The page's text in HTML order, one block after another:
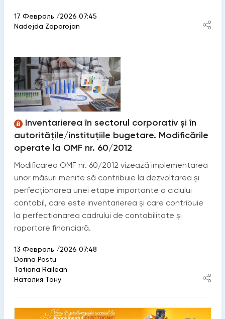
17 Февраль /2026 07:45
Nadejda Zaporojan
Inventarierea în sectorul corporativ și în
autoritățile/instituțiile bugetare. Modificările
operate la OMF nr. 60/2012
Modificarea OMF nr. 60/2012 vizează implementarea
unor măsuri menite să contribuie la dezvoltarea și
perfecționarea unei etape importante a ciclului
contabil, care este inventarierea și care contribuie
la perfecționarea cadrului de contabilitate și
raportare financiară.
13 Февраль /2026 07:48
Dorina Postu
Tatiana Railean
Наталия Тону